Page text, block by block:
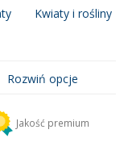
Kwiaty i rośliny
Rozwiń opcje
tylko raz!
Jakość premium